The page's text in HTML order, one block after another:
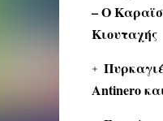
– Ο
Κιουταχής
Antinero